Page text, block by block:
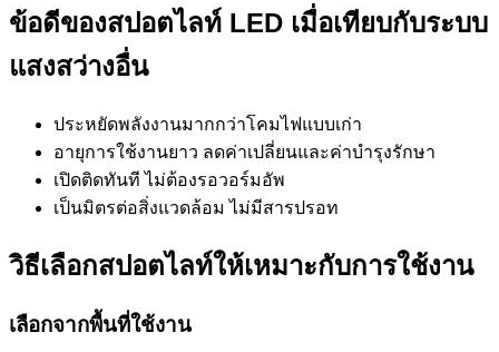
ข้อดีของสปอตไลท์ LED เมื่อเทียบกับระบบ
แสงสว่างอื่น
ประหยัดพลังงานมากกว่าโคมไฟแบบเก่า
อายุการใช้งานยาว ลดค่าเปลี่ยนและค่าบำรุงรักษา
เปิดติดทันที ไม่ต้องรอวอร์มอัพ
เป็นมิตรต่อสิ่งแวดล้อม ไม่มีสารปรอท
วิธีเลือกสปอตไลท์ให้เหมาะกับการใช้งาน
เลือกจากพื้นที่ใช้งาน